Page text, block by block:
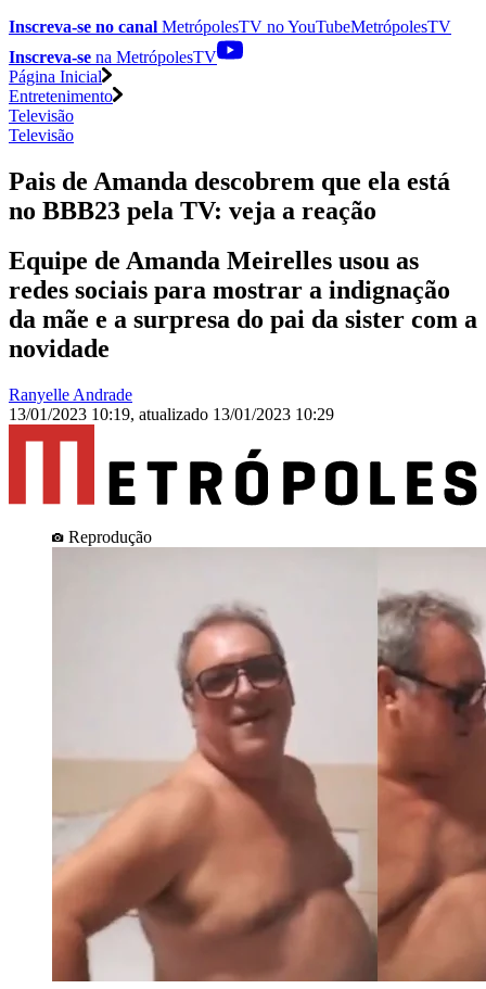
Inscreva-se no canal MetrópolesTV noYouTubeMetrópolesTV
Inscreva-se na MetrópolesTV
Página Inicial
Entretenimento
Televisão
Televisão
Pais de Amanda descobrem que ela está
no BBB23 pela TV: veja a reação
Equipe de Amanda Meirelles usou as
redes sociais para mostrar a indignação
da mãe e a surpresa do pai da sister com a
novidade
Ranyelle Andrade
13/01/2023 10:19, atualizado 13/01/2023 10:29
Reprodução